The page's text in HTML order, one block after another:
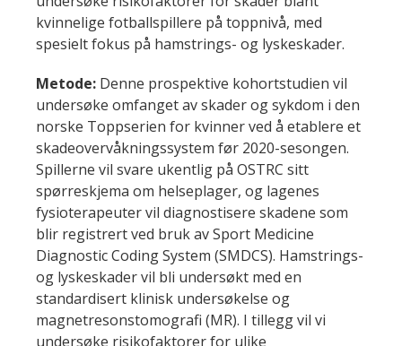
kvinnelige fotballspillere på toppnivå, med
spesielt fokus på hamstrings- og lyskeskader.
Metode: Denne prospektive kohortstudien vil
undersøke omfanget av skader og sykdom i den
norske Toppserien for kvinner ved å etablere et
skadeovervåkningssystem før 2020-sesongen.
Spillerne vil svare ukentlig på OSTRC sitt
spørreskjema om helseplager, og lagenes
fysioterapeuter vil diagnostisere skadene som
blir registrert ved bruk av Sport Medicine
Diagnostic Coding System (SMDCS). Hamstrings-
og lyskeskader vil bli undersøkt med en
standardisert klinisk undersøkelse og
magnetresonstomografi (MR). I tillegg vil vi
undersøke risikofaktorer for ulike